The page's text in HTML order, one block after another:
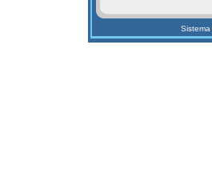
Sistema